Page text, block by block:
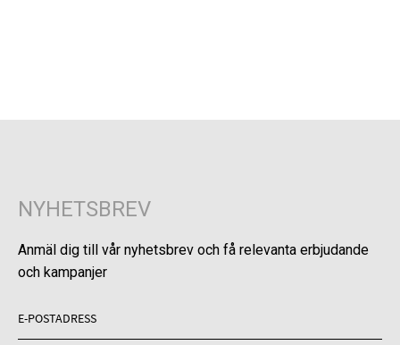
NYHETSBREV
Anmäl dig till vår nyhetsbrev och få relevanta erbjudande
och kampanjer